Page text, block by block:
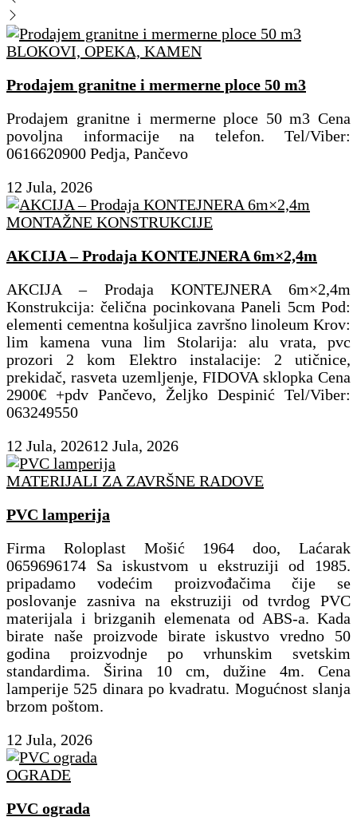
BLOKOVI, OPEKA, KAMEN
Prodajem granitne i mermerne ploce 50 m3
Prodajem granitne i mermerne ploce 50 m3 Cena
povoljna informacije na telefon. Tel/Viber:
0616620900 Pedja, Pančevo
12 Jula, 2026
MONTAŽNE KONSTRUKCIJE
AKCIJA – Prodaja KONTEJNERA 6m×2,4m
AKCIJA – Prodaja KONTEJNERA 6m×2,4m
Konstrukcija: čelična pocinkovana Paneli 5cm Pod:
elementi cementna košuljica završno linoleum Krov:
lim kamena vuna lim Stolarija: alu vrata, pvc
prozori 2 kom Elektro instalacije: 2 utičnice,
prekidač, rasveta uzemljenje, FIDOVA sklopka Cena
2900€ +pdv Pančevo, Željko Despinić Tel/Viber:
063249550
12 Jula, 202612 Jula, 2026
MATERIJALI ZA ZAVRŠNE RADOVE
PVC lamperija
Firma Roloplast Mošić 1964 doo, Laćarak
0659696174 Sa iskustvom u ekstruziji od 1985.
pripadamo vodećim proizvođačima čije se
poslovanje zasniva na ekstruziji od tvrdog PVC
materijala i brizganih elemenata od ABS-a. Kada
birate naše proizvode birate iskustvo vredno 50
godina proizvodnje po vrhunskim svetskim
standardima. Širina 10 cm, dužine 4m. Cena
lamperije 525 dinara po kvadratu. Mogućnost slanja
brzom poštom.
12 Jula, 2026
OGRADE
PVC ograda